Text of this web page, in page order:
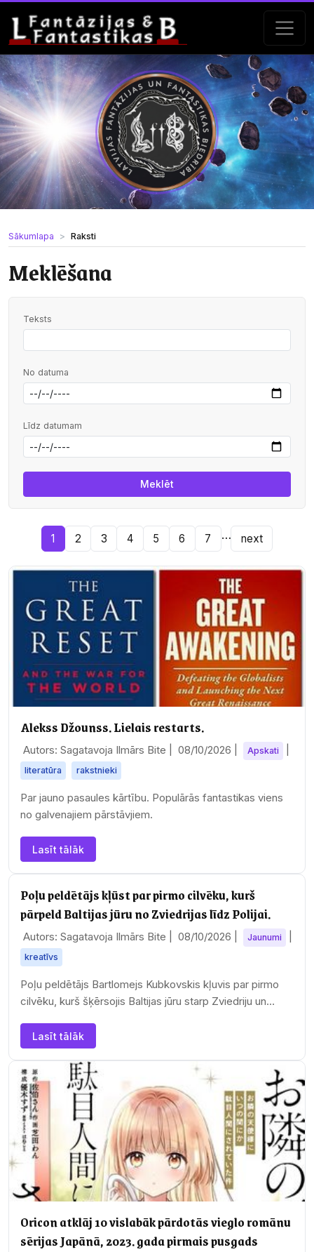
Sākumlapa Raksti
Meklēšana
Teksts
No datuma
Līdz datumam
1 2 3 4 5 6 7 … next
Alekss Džounss. Lielais restarts.
Autors: Sagatavoja Ilmārs Bite | 08/10/2026 Apskati
literatūra rakstnieki
Par jauno pasaules kārtību. Populārās fantastikas viens
no galvenajiem pārstāvjiem.
Lasīt tālāk
Poļu peldētājs kļūst par pirmo cilvēku, kurš
pārpeld Baltijas jūru no Zviedrijas līdz Polijai.
Autors: Sagatavoja Ilmārs Bite | 08/10/2026 Jaunumi
kreatīvs
Poļu peldētājs Bartlomejs Kubkovskis kļuvis par pirmo
cilvēku, kurš šķērsojis Baltijas jūru starp Zviedriju un
Lasīt tālāk
Oricon atklāj 10 vislabāk pārdotās vieglo romānu
sērijas Japānā, 2023. gada pirmais pusgads